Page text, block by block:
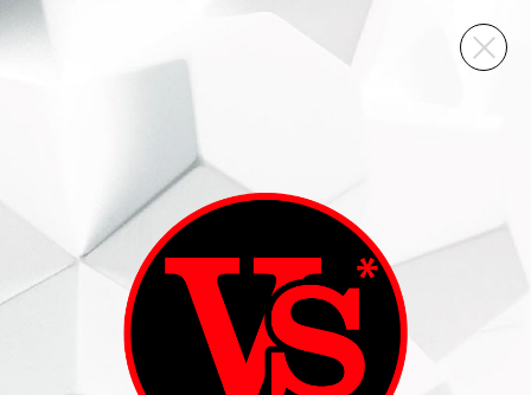
ВИННЫЙ СКЛАД